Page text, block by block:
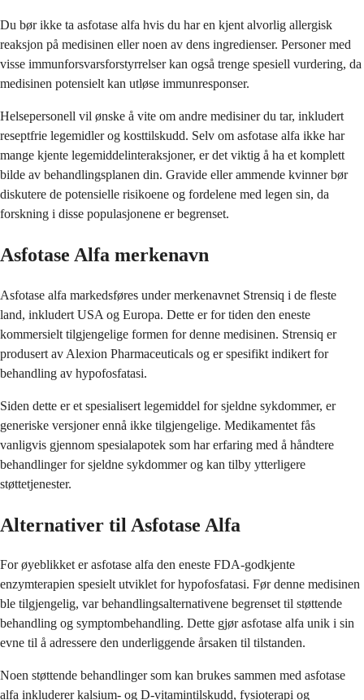
Du bør ikke ta asfotase alfa hvis du har en kjent alvorlig allergisk
reaksjon på medisinen eller noen av dens ingredienser. Personer med
visse immunforsvarsforstyrrelser kan også trenge spesiell vurdering, da
medisinen potensielt kan utløse immunresponser.
Helsepersonell vil ønske å vite om andre medisiner du tar, inkludert
reseptfrie legemidler og kosttilskudd. Selv om asfotase alfa ikke har
mange kjente legemiddelinteraksjoner, er det viktig å ha et komplett
bilde av behandlingsplanen din. Gravide eller ammende kvinner bør
diskutere de potensielle risikoene og fordelene med legen sin, da
forskning i disse populasjonene er begrenset.
Asfotase Alfa merkenavn
Asfotase alfa markedsføres under merkenavnet Strensiq i de fleste
land, inkludert USA og Europa. Dette er for tiden den eneste
kommersielt tilgjengelige formen for denne medisinen. Strensiq er
produsert av Alexion Pharmaceuticals og er spesifikt indikert for
behandling av hypofosfatasi.
Siden dette er et spesialisert legemiddel for sjeldne sykdommer, er
generiske versjoner ennå ikke tilgjengelige. Medikamentet fås
vanligvis gjennom spesialapotek som har erfaring med å håndtere
behandlinger for sjeldne sykdommer og kan tilby ytterligere
støttetjenester.
Alternativer til Asfotase Alfa
For øyeblikket er asfotase alfa den eneste FDA-godkjente
enzymterapien spesielt utviklet for hypofosfatasi. Før denne medisinen
ble tilgjengelig, var behandlingsalternativene begrenset til støttende
behandling og symptombehandling. Dette gjør asfotase alfa unik i sin
evne til å adressere den underliggende årsaken til tilstanden.
Noen støttende behandlinger som kan brukes sammen med asfotase
alfa inkluderer kalsium- og D-vitamintilskudd, fysioterapi og